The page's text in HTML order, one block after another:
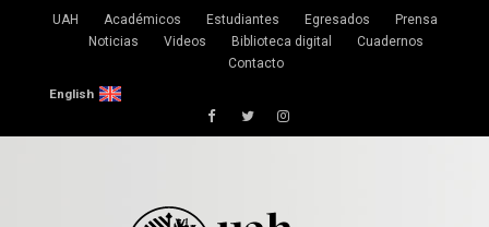
UAH Académicos Estudiantes Egresados
Prensa
Noticias
Videos Biblioteca digital
Cuadernos
Contacto
English
FacebookTwitterInstagram